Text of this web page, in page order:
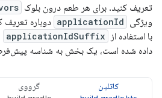
تعریف کنید. برای هر طعم درون بلوک
ویژگی applicationId دوباره تعریف
با استفاده از
applicationIdSuffix
داده شده است، یک بخش به شناسه پیش‌فرض
کاتلین گرووی